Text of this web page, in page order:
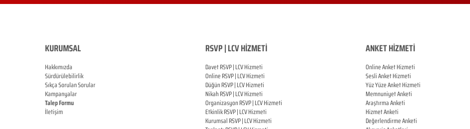
KURUMSAL
Hakkımızda
Sürdürülebilirlik
Sıkça Sorulan Sorular
Kampanyalar
Talep Formu
İletişim
RSVP | LCV HİZMETİ
Davet RSVP | LCV Hizmeti
OnlineRSVP |LCV Hizmeti
DüğünRSVP |LCV Hizmeti
NikahRSVP |LCV Hizmeti
OrganizasyonRSVP |LCV Hizmeti
EtkinlikRSVP |LCV Hizmeti
KurumsalRSVP |LCV Hizmeti
ANKET HİZMETİ
Online Anket Hizmeti
Sesli Anket Hizmeti
Yüz Yüze Anket Hizmeti
Memnuniyet Anketi
Araştırma Anketi
Hizmet Anketi
Değerlendirme Anketi